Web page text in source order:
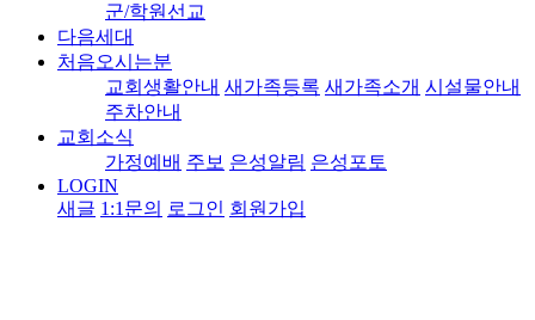
군/학원선교
다음세대
처음오시는분
교회생활안내 새가족등록 새가족소개 시설물안내
주차안내
교회소식
가정예배 주보 은성알림 은성포토
LOGIN
새글 1:1문의 로그인 회원가입